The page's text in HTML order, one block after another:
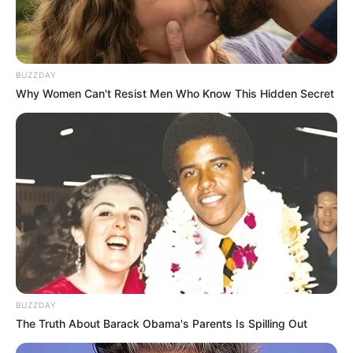
BUZZDAY
Why Women Can't Resist Men Who Know This Hidden Secret
BUZZDAY
The Truth About Barack Obama's Parents Is Spilling Out